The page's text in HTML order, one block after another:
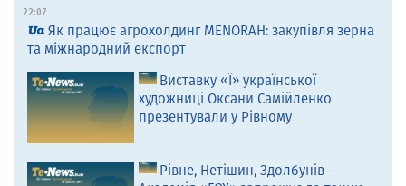
22:07
Як працює агрохолдинг MENORAH: закупівля зерна
та міжнародний експорт
Виставку «Ї» української
художниці Оксани Самійленко
презентували у Рівному
Рівне, Нетішин, Здолбунів -